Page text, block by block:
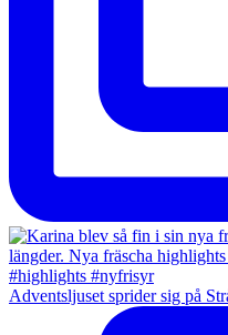
Adventsljuset sprider sig på